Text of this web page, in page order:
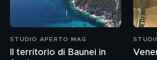
STUDIO APERTO MAG
Il territorio di Baunei in